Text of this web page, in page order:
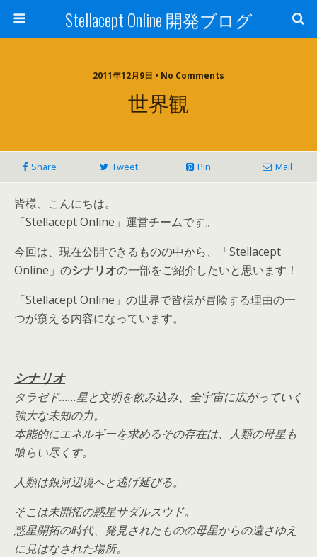
Stellacept Online 開発ブログ
2011年12月9日 • No Comments
世界観
Share Tweet Pin Mail
皆様、こんにちは。
「Stellacept Online」運営チームです。
今回は、現在公開できるものの中から、「Stellacept
Online」のシナリオの一部をご紹介したいと思います！
「Stellacept Online」の世界で皆様が冒険する理由の一
つが窺える内容になっています。
シナリオ
タラゼド……星と文明を飲み込み、全宇宙に広がっていく
強大な未知の力。
本能的にエネルギーを求めるその存在は、人類の母星も
喰らい尽くす。
人類は銀河辺境へと逃げ延びる。
そこは未開拓の惑星サダルスウド。
惑星開拓の時代、発見されたものの母星からの遠さゆえ
に見はなされた場所。